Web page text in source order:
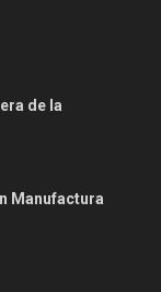
de la
Manufactura